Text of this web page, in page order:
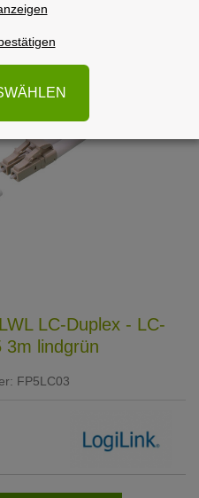
LC-Duplex - LC-
3m lindgrün
FP5LC03